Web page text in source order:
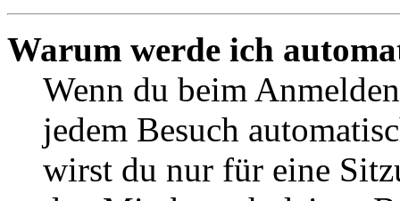
Warum werde ich
Wenn du beim
jedem Besuch
wirst du nur für eine